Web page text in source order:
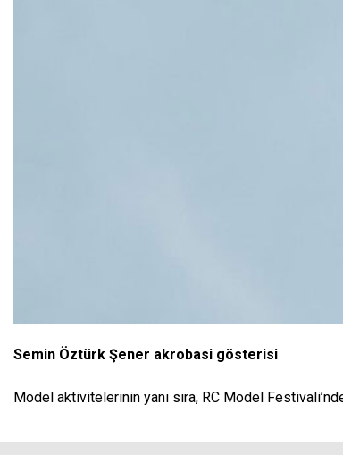
Semin Öztürk Şener akrobasi gösterisi
Model aktivitelerinin yanı sıra, RC Model